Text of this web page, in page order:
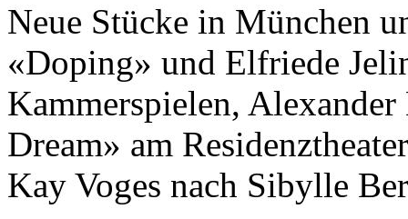
Neue Stücke in München
«Doping» und Elfriede
Kammerspielen,
Dream» am
Kay Voges nach Sibylle